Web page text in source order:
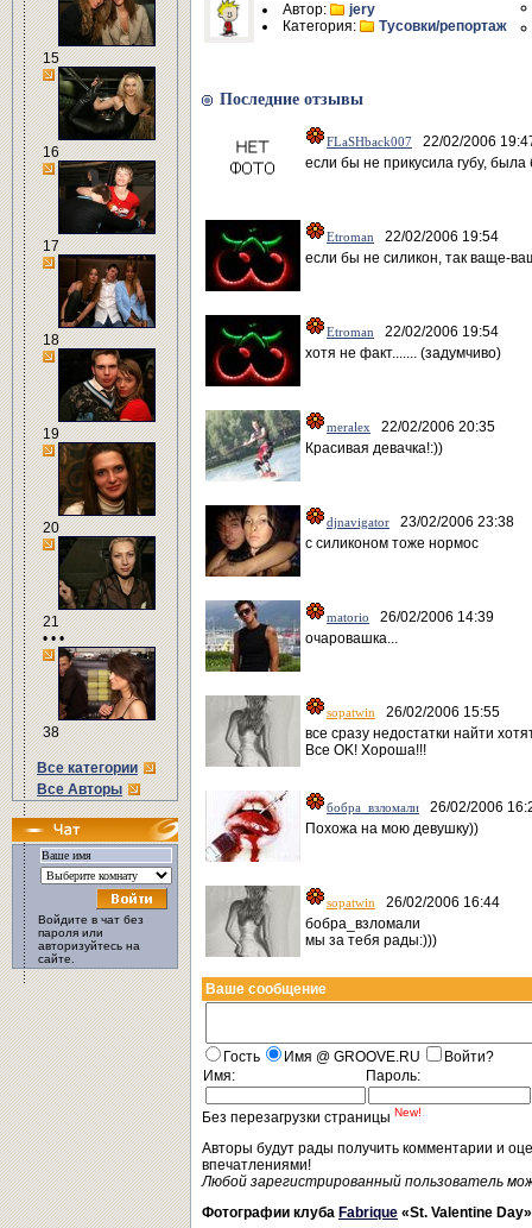
15
16
17
18
19
20
21
• • •
38
Все категории
Все Авторы
Войдите в чат без
пароля или
авторизуйтесь на
сайте.
Автор:
jery
Категория:
Тусовки/репортаж
Последние отзывы
FLaSHback007 22/02/2006
если бы не прикусила губу,
Etroman
22/02/2006 19:54
если бы не силикон, так ваще-
Etroman
22/02/2006 19:54
хотя не факт....... (задумчиво)
meralex
22/02/2006 20:35
Красивая девачка!:))
djnavigator 23/02/2006 23:38
с силиконом тоже нормос
matorio
26/02/2006 14:39
очаровашка...
sopatwin
26/02/2006 15:55
все сразу недостатки найти
Все OK! Хороша!!!
бобра_взломали 26/02/2006
Похожа на мою девушку))
sopatwin
26/02/2006 16:44
бобра_взломали
мы за тебя рады:)))
Ваше сообщение
Гость Имя @ GROOVE.RU
Войти?
Имя:
Пароль:
Без перезагрузки страницы New!
Авторы будут рады получить комментарии и
впечатлениями!
Любой зарегистрированный пользователь
Фотографии клуба Fabrique «St. Valentine